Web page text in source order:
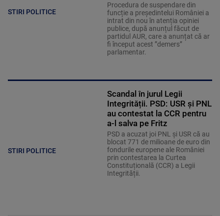
STIRI POLITICE
Procedura de suspendare din
funcție a președintelui României a
intrat din nou în atenția opiniei
publice, după anunțul făcut de
partidul AUR, care a anunțat că ar
fi început acest ”demers”
parlamentar.
STIRI POLITICE
Scandal în jurul Legii
Integrității. PSD: USR și PNL
au contestat la CCR pentru
a-l salva pe Fritz
PSD a acuzat joi PNL și USR că au
blocat 771 de milioane de euro din
fondurile europene ale României
prin contestarea la Curtea
Constituțională (CCR) a Legii
Integrității.